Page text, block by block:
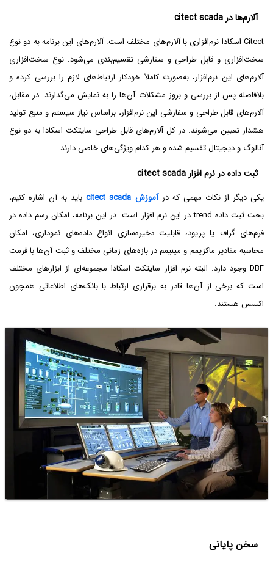
آلارم‌ها در citect scada
Citect اسکادا نرم‌افزاری با آلارم‌های مختلف است. آلارم‌های این برنامه به دو نوع
سخت‌افزاری و قابل طراحی و سفارشی تقسیم‌بندی می‌شود. نوع سخت‌افزاری
آلارم‌های این نرم‌افزار، به‌صورت کاملاً خودکار ارتباط‌های لازم را بررسی کرده و
بلافاصله پس از بررسی و بروز مشکلات آن‌ها را به نمایش می‌گذارند. در مقابل،
آلارم‌های قابل طراحی و سفارشی این نرم‌افزار، براساس نیاز سیستم و منبع تولید
هشدار تعیین می‌شوند. در کل آلارم‌های قابل طراحی سایتکت اسکادا به دو نوع
آنالوگ و دیجیتال تقسیم شده و هر کدام ویژگی‌های خاصی دارند.
ثبت داده در نرم افزار citect scada
یکی دیگر از نکات مهمی که درآموزش citect scada
باید به آن اشاره کنیم،
بحث ثبت داده trend در این نرم افزار است. در این برنامه، امکان رسم داده در
فرم‌های گراف یا پریود، قابلیت ذخیره‌سازی انواع داده‌های نموداری، امکان
محاسبه مقادیر ماکزیمم و مینیمم در بازه‌های زمانی مختلف و ثبت آن‌ها با فرمت
DBF وجود دارد. البته نرم افزار سایتکت اسکادا مجموعه‌ای از ابزارهای مختلف
است که برخی از آن‌ها قادر به برقراری ارتباط با بانک‌های اطلاعاتی همچون
اکسس هستند.
سخن پایانی